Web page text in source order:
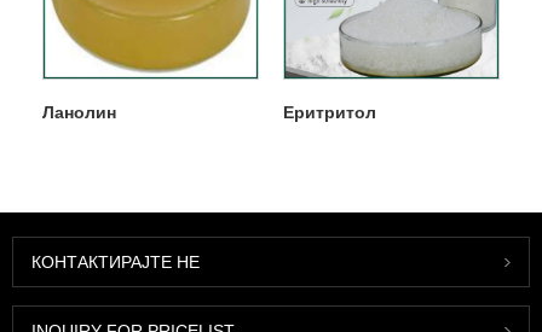
Ланолин Еритритол
КОНТАКТИРАЈТЕ НЕ